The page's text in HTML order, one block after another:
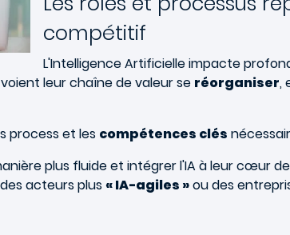
compétitif
L'Intelligence Artificielle impacte
leur chaîne de valeur se réorganiser,
process et les compétences clés
plus fluide et intégrer l'IA à leur cœur
acteurs plus « IA-agiles »ou des